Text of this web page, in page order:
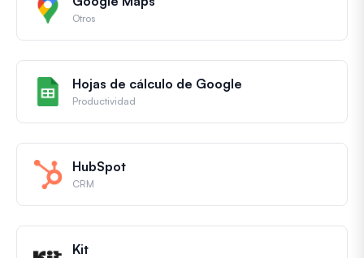
Otros
Hojas de cálculo de Google
Productividad
HubSpot
CRM
Kit